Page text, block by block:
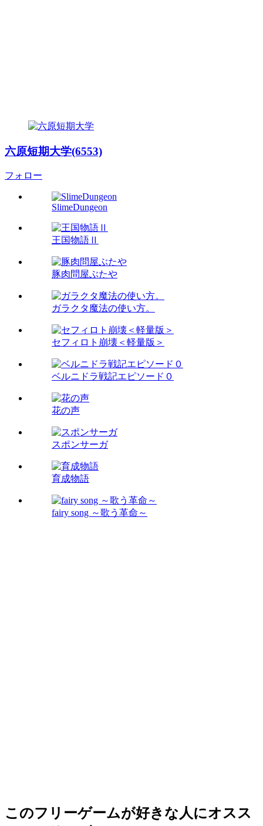
六原短期大学(6553)
フォロー
SlimeDungeon
王国物語Ⅱ
豚肉問屋ぶたや
ガラクタ魔法の使い方。
セフィロト崩壊＜軽量版＞
ベルニドラ戦記エピソード０
花の声
スポンサーガ
育成物語
fairy song ～歌う革命～
このフリーゲームが好きな人にオスス